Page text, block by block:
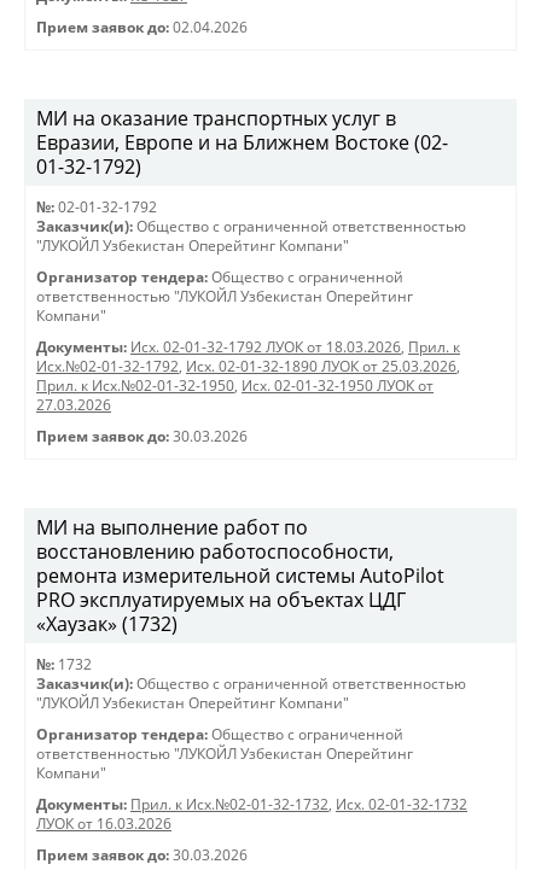
Прием заявок до: 02.04.2026
МИ на оказание транспортных услуг в
Евразии, Европе и на Ближнем Востоке (02-
01-32-1792)
№: 02-01-32-1792
Заказчик(и): Общество с ограниченной ответственностью
"ЛУКОЙЛ Узбекистан Оперейтинг Компани"
Организатор тендера: Общество с ограниченной
ответственностью "ЛУКОЙЛ Узбекистан Оперейтинг
Компани"
Документы: Исх. 02-01-32-1792 ЛУОК от 18.03.2026, Прил. к
Исх.№02-01-32-1792, Исх. 02-01-32-1890 ЛУОК от 25.03.2026,
Прил. к Исх.№02-01-32-1950, Исх. 02-01-32-1950 ЛУОК от
27.03.2026
Прием заявок до: 30.03.2026
МИ на выполнение работ по
восстановлению работоспособности,
ремонта измерительной системы AutoPilot
PRO эксплуатируемых на объектах ЦДГ
«Хаузак» (1732)
№: 1732
Заказчик(и): Общество с ограниченной ответственностью
"ЛУКОЙЛ Узбекистан Оперейтинг Компани"
Организатор тендера: Общество с ограниченной
ответственностью "ЛУКОЙЛ Узбекистан Оперейтинг
Компани"
Документы: Прил. к Исх.№02-01-32-1732, Исх. 02-01-32-1732
ЛУОК от 16.03.2026
Прием заявок до: 30.03.2026